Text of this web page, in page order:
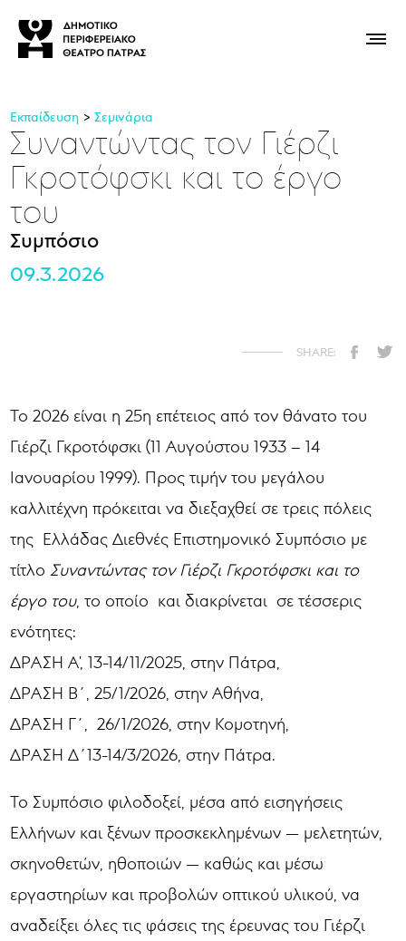
Εκπαίδευση Σεμινάρια
Συναντώντας τον Γιέρζι
Γκροτόφσκι και το έργο
του
Συμπόσιο
09.3.2026
Το 2026 είναι η 25η επέτειος από τον θάνατο του
Γιέρζι Γκροτόφσκι (11 Αυγούστου 1933 – 14
Ιανουαρίου 1999). Προς τιμήν του μεγάλου
καλλιτέχνη πρόκειται να διεξαχθεί σε τρεις πόλεις
της Ελλάδας Διεθνές Επιστημονικό Συμπόσιο με
τίτλο Συναντώντας τον Γιέρζι Γκροτόφσκι και το
έργο του, το οποίο και διακρίνεται σε τέσσερις
ενότητες:
ΔΡΑΣΗ Α', 13-14/11/2025, στην Πάτρα,
ΔΡΑΣΗ Β΄, 25/1/2026, στην Αθήνα,
ΔΡΑΣΗ Γ΄, 26/1/2026, στην Κομοτηνή,
ΔΡΑΣΗ Δ΄13-14/3/2026, στην Πάτρα.
Το Συμπόσιο φιλοδοξεί, μέσα από εισηγήσεις
Ελλήνων και ξένων προσκεκλημένων — μελετητών,
σκηνοθετών, ηθοποιών — καθώς και μέσω
εργαστηρίων και προβολών οπτικού υλικού, να
αναδείξει όλες τις φάσεις της έρευνας του Γιέρζι